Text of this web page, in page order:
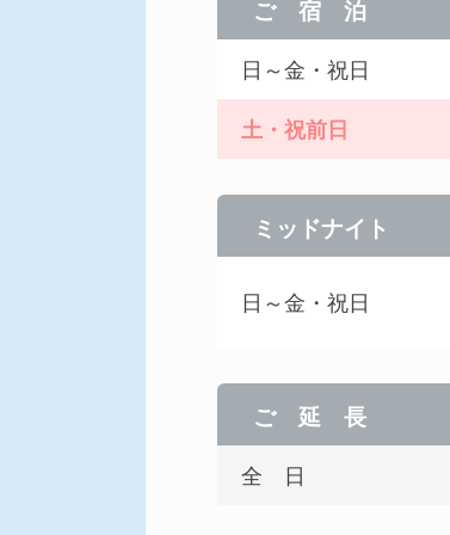
ご 宿 泊
日～金・祝日
土・祝前日
ミッドナイト
日～金・祝日
ご 延 長
全 日